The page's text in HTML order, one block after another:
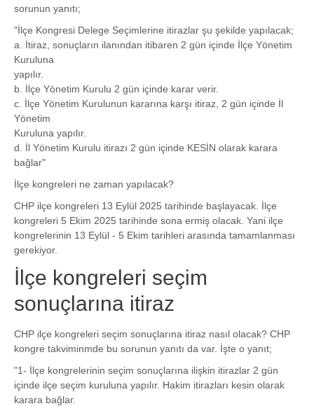
sorunun yanıtı;
"İlçe Kongresi Delege Seçimlerine itirazlar şu şekilde yapılacak;
a. İtiraz, sonuçların ilanından itibaren 2 gün içinde İlçe Yönetim
Kuruluna
yapılır.
b. İlçe Yönetim Kurulu 2 gün içinde karar verir.
c. İlçe Yönetim Kurulunun kararına karşı itiraz, 2 gün içinde İl
Yönetim
Kuruluna yapılır.
d. İl Yönetim Kurulu itirazı 2 gün içinde KESİN olarak karara
bağlar"
İlçe kongreleri ne zaman yapılacak?
CHP ilçe kongreleri 13 Eylül 2025 tarihinde başlayacak. İlçe
kongreleri 5 Ekim 2025 tarihinde sona ermiş olacak. Yani ilçe
kongrelerinin 13 Eylül - 5 Ekim tarihleri arasında tamamlanması
gerekiyor.
İlçe kongreleri seçim
sonuçlarına itiraz
CHP ilçe kongreleri seçim sonuçlarına itiraz nasıl olacak? CHP
kongre takviminmde bu sorunun yanıtı da var. İşte o yanıt;
"1- İlçe kongrelerinin seçim sonuçlarına ilişkin itirazlar 2 gün
içinde ilçe seçim kuruluna yapılır. Hakim itirazları kesin olarak
karara bağlar.